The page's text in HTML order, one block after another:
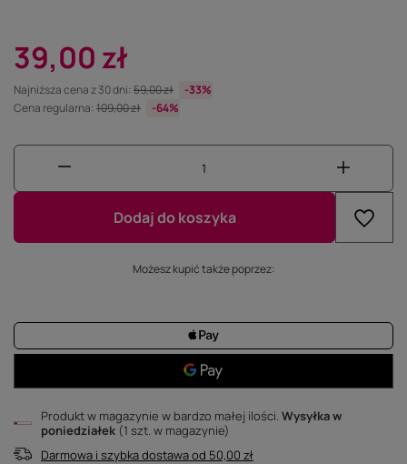
39,00 zł
Najniższa cena z 30 dni:59,00 zł
-33%
Cena regularna:109,00 zł -64%
Dodaj do koszyka
Możesz kupić także poprzez:
Produkt w magazynie w bardzo małej ilości Wysyłkaw
poniedziałek (1 szt. w magazynie)
Darmowa i szybka dostawaod 50,00 zł